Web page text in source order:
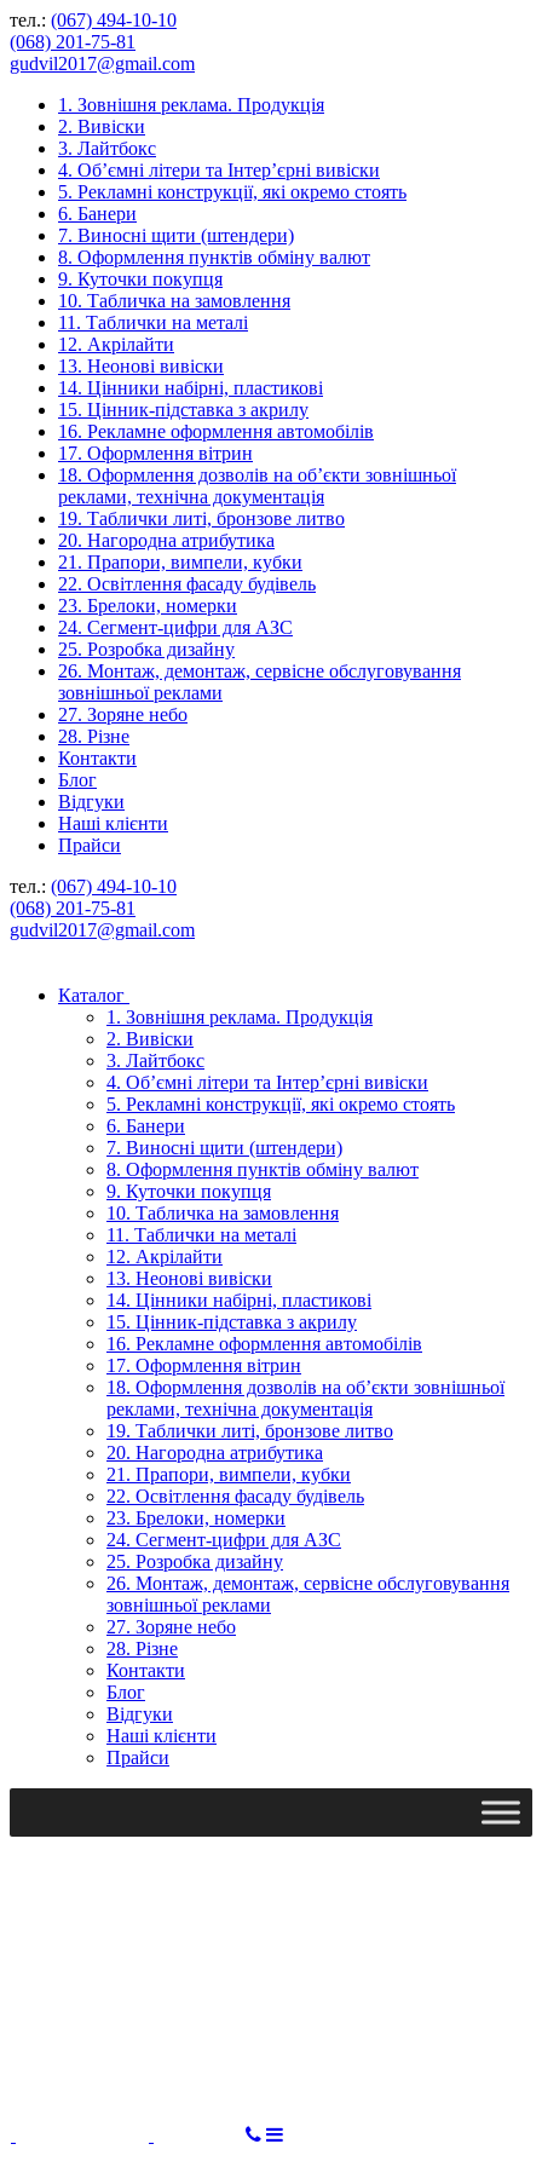
тел.: (067) 494-10-10
(068) 201-75-81
gudvil2017@gmail.com
1. Зовнішня реклама. Продукція
2. Вивіски
3. Лайтбокс
4. Об’ємні літери та Інтер’єрні вивіски
5. Рекламні конструкції, які окремо стоять
6. Банери
7. Виносні щити (штендери)
8. Оформлення пунктів обміну валют
9. Куточки покупця
10. Табличка на замовлення
11. Таблички на металі
12. Акрілайти
13. Неонові вивіски
14. Цінники набірні, пластикові
15. Цінник-підставка з акрилу
16. Рекламне оформлення автомобілів
17. Оформлення вітрин
18. Оформлення дозволів на об’єкти зовнішньої
реклами, технічна документація
19. Таблички литі, бронзове литво
20. Нагородна атрибутика
21. Прапори, вимпели, кубки
22. Освітлення фасаду будівель
23. Брелоки, номерки
24. Сегмент-цифри для АЗС
25. Розробка дизайну
26. Монтаж, демонтаж, сервісне обслуговування
зовнішньої реклами
27. Зоряне небо
28. Різне
Контакти
Блог
Відгуки
Наші клієнти
Прайси
тел.: (067) 494-10-10
(068) 201-75-81
gudvil2017@gmail.com
Каталог
1. Зовнішня реклама. Продукція
2. Вивіски
3. Лайтбокс
4. Об’ємні літери та Інтер’єрні вивіски
5. Рекламні конструкції, які окремо стоять
6. Банери
7. Виносні щити (штендери)
8. Оформлення пунктів обміну валют
9. Куточки покупця
10. Табличка на замовлення
11. Таблички на металі
12. Акрілайти
13. Неонові вивіски
14. Цінники набірні, пластикові
15. Цінник-підставка з акрилу
16. Рекламне оформлення автомобілів
17. Оформлення вітрин
18. Оформлення дозволів на об’єкти зовнішньої
реклами, технічна документація
19. Таблички литі, бронзове литво
20. Нагородна атрибутика
21. Прапори, вимпели, кубки
22. Освітлення фасаду будівель
23. Брелоки, номерки
24. Сегмент-цифри для АЗС
25. Розробка дизайну
26. Монтаж, демонтаж, сервісне обслуговування
зовнішньої реклами
27. Зоряне небо
28. Різне
Контакти
Блог
Відгуки
Наші клієнти
Прайси
ЗАМОВИТИ